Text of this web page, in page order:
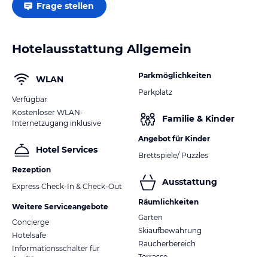
Frage stellen
Hotelausstattung Allgemein
WLAN
Verfügbar
Kostenloser WLAN-
Internetzugang inklusive
Hotel Services
Rezeption
Express Check-In & Check-Out
Weitere Serviceangebote
Concierge
Hotelsafe
Informationsschalter für
Parkmöglichkeiten
Parkplatz
Familie & Kinder
Angebot für Kinder
Brettspiele/ Puzzles
Ausstattung
Räumlichkeiten
Garten
Skiaufbewahrung
Raucherbereich